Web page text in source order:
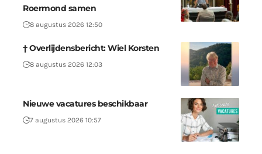
Roermond samen
8 augustus 2026 12:50
† Overlijdensbericht: Wiel Korsten
8 augustus 2026 12:03
Nieuwe vacatures beschikbaar
7 augustus 2026 10:57